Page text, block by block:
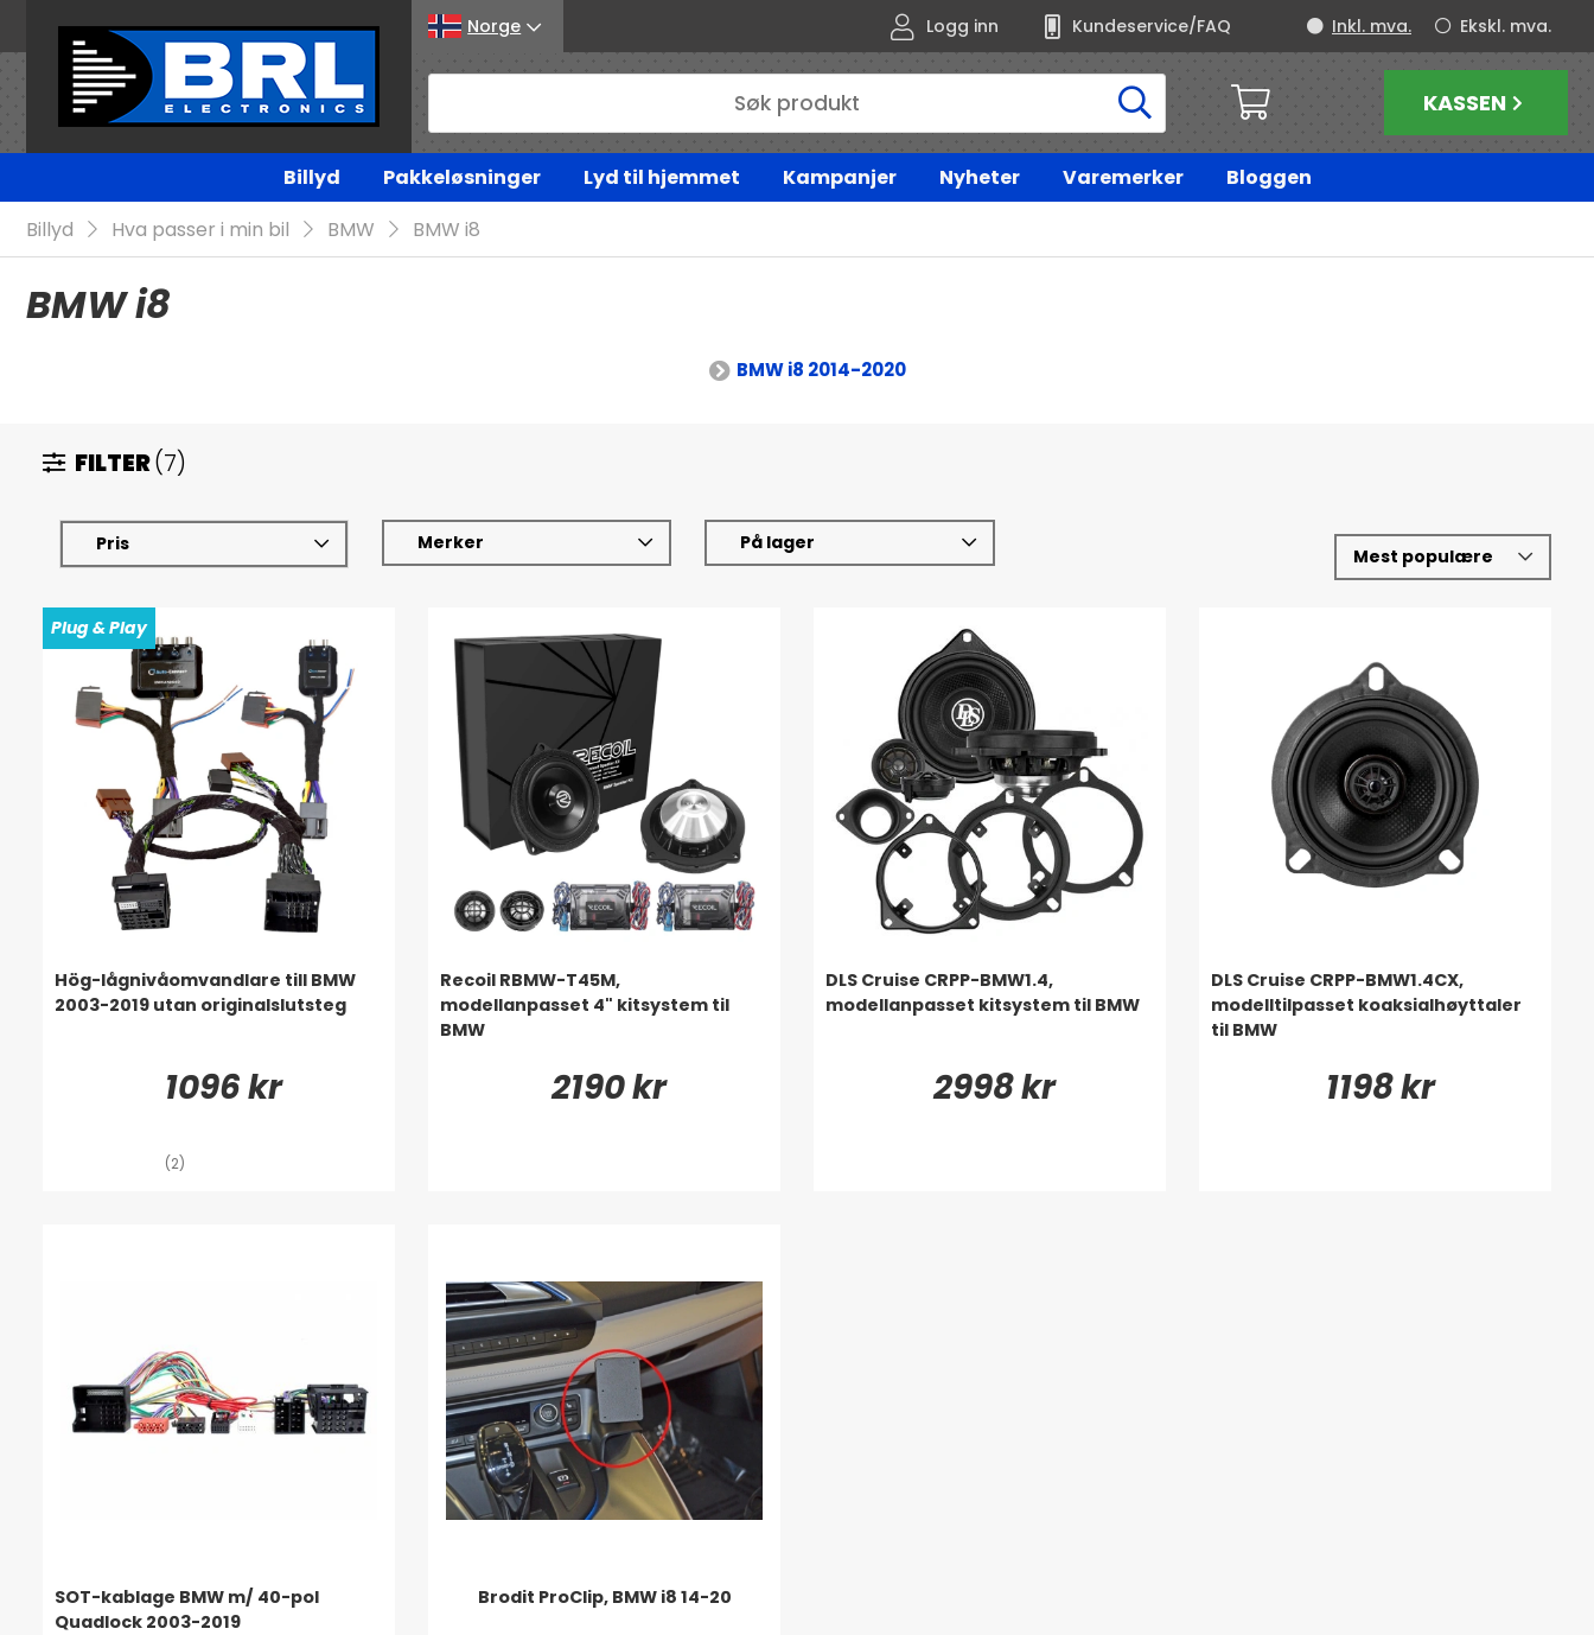
Norge Logg inn Kundeservice/FAQ Ekskl. mva.
Inkl. mva.
KASSEN
Billyd Pakkeløsninger Lyd til hjemmet Kampanjer Nyheter Varemerker
Bloggen
Billyd
Hva passer i min bil BMW BMW i8
BMW i8
BMW i8 2014-2020
FILTER(7)
Pris Merker På lager
Plug & Play
Hög-lågnivåomvandlare till BMW
2003-2019 utan originalslutsteg
1096 kr
(2)
Recoil RBMW-T45M,
modellanpasset 4" kitsystem til
BMW
2190 kr
DLS Cruise CRPP-BMW1.4,
modellanpasset kitsystem til BMW
2998 kr
DLS Cruise CRPP-BMW1.4CX,
modelltilpasset koaksialhøyttaler
til BMW
1198 kr
SOT-kablage BMW m/ 40-pol
Quadlock 2003-2019
Brodit ProClip, BMW i8 14-20